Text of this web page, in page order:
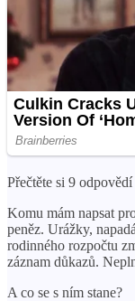
Přečtěte si 9 odpovědí
Komu mám napsat
peněz. Urážky,
rodinného rozpočtu
záznam důkazů.
A co se s ním stane?